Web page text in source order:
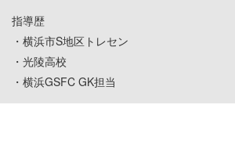
指導歴
・横浜市S地区トレセン
・光陵高校
・横浜GSFC GK担当